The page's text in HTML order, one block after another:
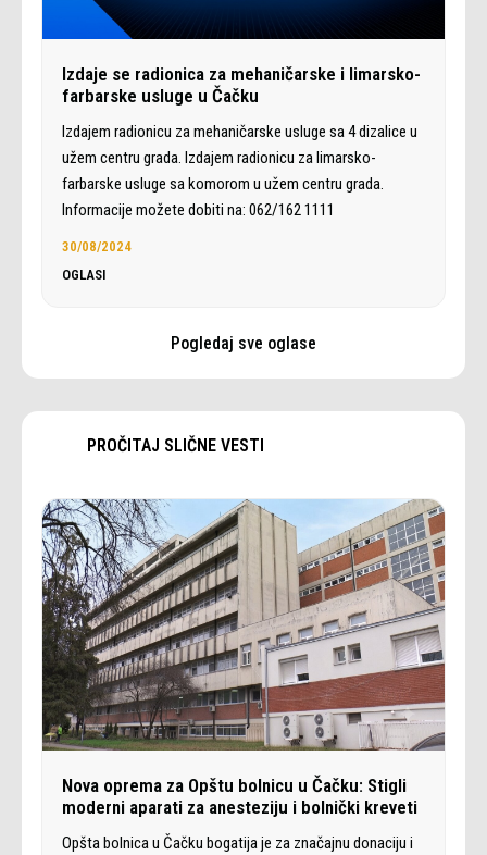
Izdaje se radionica za mehaničarske i limarsko-
farbarske usluge u Čačku
Izdajem radionicu za mehaničarske usluge sa 4 dizalice u
užem centru grada. Izdajem radionicu za limarsko-
farbarske usluge sa komorom u užem centru grada.
Informacije možete dobiti na: 062/162 1111
30/08/2024
OGLASI
Pogledaj sve oglase
PROČITAJ SLIČNE VESTI
Nova oprema za Opštu bolnicu u Čačku: Stigli
moderni aparati za anesteziju i bolnički kreveti
Opšta bolnica u Čačku bogatija je za značajnu donaciju i